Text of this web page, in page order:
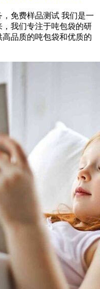
免费样品测试 我们是一
我们专注于吨包袋的研
品质的吨包袋和优质的